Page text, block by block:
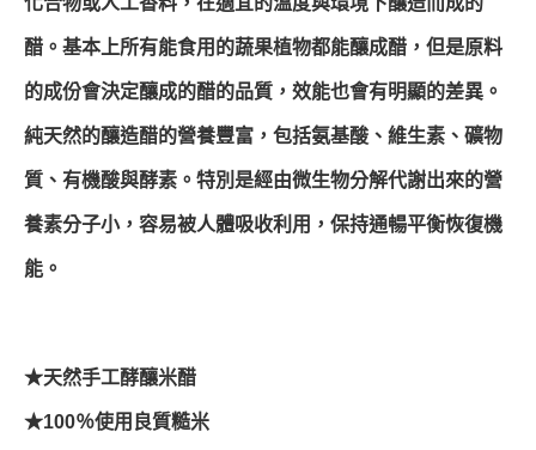
醋。基本上所有能食用的蔬果植物都能釀成醋，但是原料
的成份會決定釀成的醋的品質，效能也會有明顯的差異。
純天然的釀造醋的營養豐富，包括氨基酸、維生素、礦物
質、有機酸與酵素。 特別是經由微生物分解代謝出來的營
養素分子小，容易被人體吸收利用，保持通暢平衡恢復機
能。
★天然手工酵釀米醋
★100％使用良質糙米